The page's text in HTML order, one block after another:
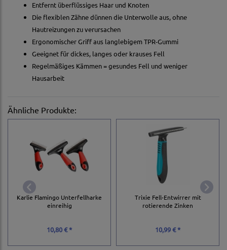
Entfernt überflüssiges Haar und Knoten
Die flexiblen Zähne dünnen die Unterwolle aus, ohne
Hautreizungen zu verursachen
Ergonomischer Griff aus langlebigem TPR-Gummi
Geeignet für dickes, langes oder krauses Fell
Regelmäßiges Kämmen = gesundes Fell und weniger
Hausarbeit
Ähnliche Produkte:
Karlie Flamingo Unterfellharke
einreihig
10,80 € *
Trixie Fell-Entwirrer mit
rotierende Zinken
10,99 € *